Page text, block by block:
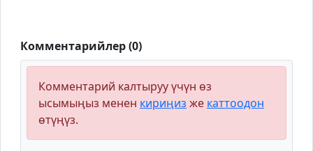
Комментарийлер (0)
Комментарий калтыруу үчүн өз
ысымыңыз менен кириңиз же каттоодон
өтүңүз.